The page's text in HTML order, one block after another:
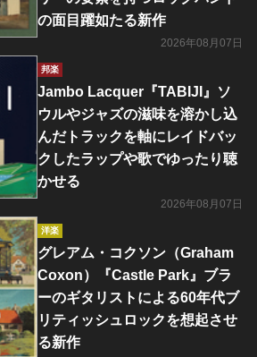
の面目躍如たる新作
2026年08月07日
邦楽
Jambo Lacquer『TABIJI』ソ
ウルやジャズの滋味を溶かし込
んだトラックを軸にレイドバッ
クしたラップや歌でゆったり聴
かせる
2026年08月07日
洋楽
グレアム・コクソン（Graham
Coxon）『Castle Park』ブラ
ーのギタリストによる60年代ブ
リティッシュロックを想起させ
る新作